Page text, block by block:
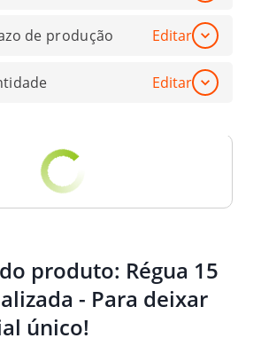
de produção Editar
Editar
produto: Régua 15
- Para deixar
único!